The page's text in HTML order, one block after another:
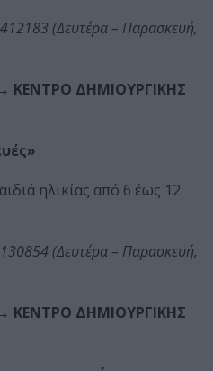
(Δευτέρα – Παρασκευή,
ΚΕΝΤΡΟ ΔΗΜΙΟΥΡΓΙΚΗΣ
ηλικίας από 6 έως 12
(Δευτέρα – Παρασκευή,
ΚΕΝΤΡΟ ΔΗΜΙΟΥΡΓΙΚΗΣ